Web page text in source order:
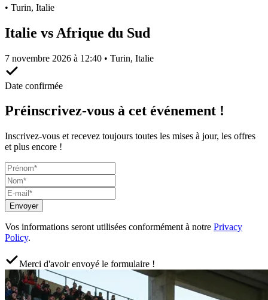
• Turin, Italie
Italie vs Afrique du Sud
7 novembre 2026 à 12:40 • Turin, Italie
Date confirmée
Préinscrivez-vous à cet événement !
Inscrivez-vous et recevez toujours toutes les mises à jour, les offres
et plus encore !
Envoyer
Vos informations seront utilisées conformément à notre Privacy
Policy.
Merci d'avoir envoyé le formulaire !